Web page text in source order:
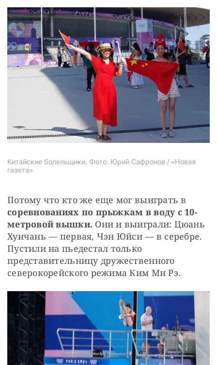
Китайские болельщики. Фото: Юрий Сафронов / «Новая
газета»
соревнованиях по прыжкам в воду с 10-
метровой вышки. Они и выиграли: Цюань
Хунчань — первая, Чэн Юйси — в серебре.
Пустили на пьедестал только
представительницу дружественного
северокорейского режима Ким Ми Рэ.